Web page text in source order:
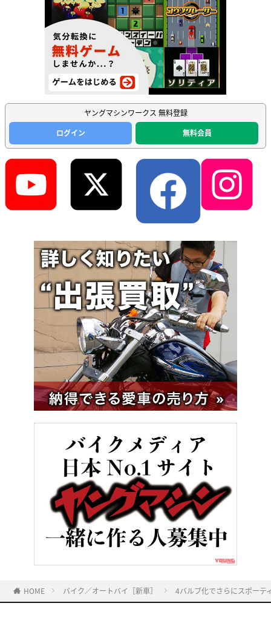
ヤングマシンワークス 無料登録
ログイン
無料会員
HOME バイク／オートバイ［新車］ 4バルブ化でさらにスポーテ